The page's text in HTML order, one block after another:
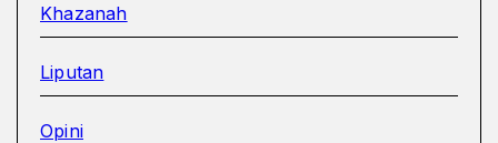
Khazanah
Liputan
Opini